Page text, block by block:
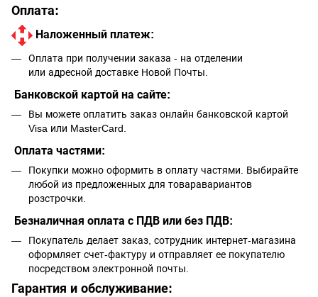
Оплата:
Наложенный платеж:
Оплата при получении заказа - на отделении
или адресной доставке Новой Почты.
Банковской картой на сайте:
Вы можете оплатить заказ онлайн банковской картой
Visa или MasterCard.
Оплата частями:
Покупки можно оформить в оплату частями. Выбирайте
любой из предложенных для товаравариантов
розстрочки.
Безналичная оплата с ПДВ или без ПДВ:
Покупатель делает заказ, сотрудник интернет-магазина
оформляет счет-фактуру и отправляет ее покупателю
посредством электронной почты.
Гарантия и обслуживание: